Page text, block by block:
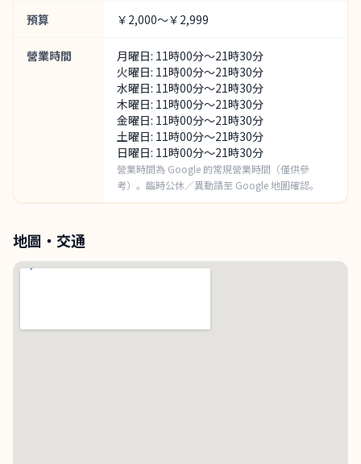
預算 ￥2,000～￥2,999
營業時間
月曜日: 11時00分～21時30分
火曜日: 11時00分～21時30分
水曜日: 11時00分～21時30分
木曜日: 11時00分～21時30分
金曜日: 11時00分～21時30分
土曜日: 11時00分～21時30分
日曜日: 11時00分～21時30分
營業時間為 Google 的常規營業時間（僅供參
考）。臨時公休／異動請至 Google 地圖確認。
地圖・交通